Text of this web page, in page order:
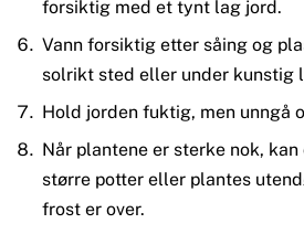
forsiktig med et tynt lag jord.
Vann forsiktig etter såing og
solrikt sted eller under kunstig
Hold jorden fuktig, men unngå
Når plantene er sterke nok,
større potter eller plantes
frost er over.